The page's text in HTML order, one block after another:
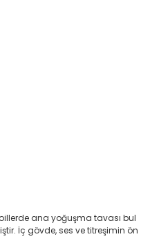
ana yoğuşma tavası bul
İç gövde, ses ve titreşimin ön